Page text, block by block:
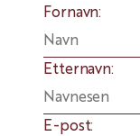
Fornavn:
Etternavn:
E-post: